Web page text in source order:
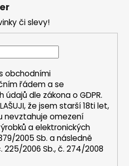
či slevy!
obchodními
řádem a se
údajů dle zákona oGDPR.
že jsem starší 18ti let,
nevztahuje omezení
a elektronických
2005 Sb. a následně
225/2006 Sb., č. 274/2008